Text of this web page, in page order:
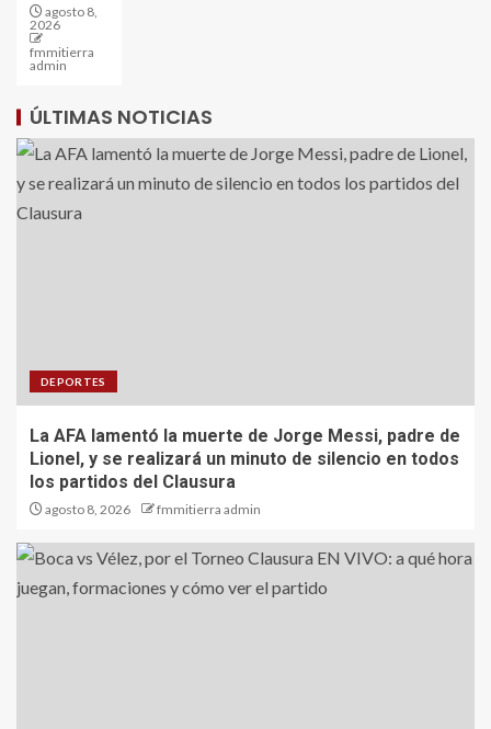
agosto 8,
2026
fmmitierra
admin
ÚLTIMAS NOTICIAS
DEPORTES
La AFA lamentó la muerte de Jorge Messi, padre de
Lionel, y se realizará un minuto de silencio en todos
los partidos del Clausura
agosto 8, 2026 fmmitierra admin